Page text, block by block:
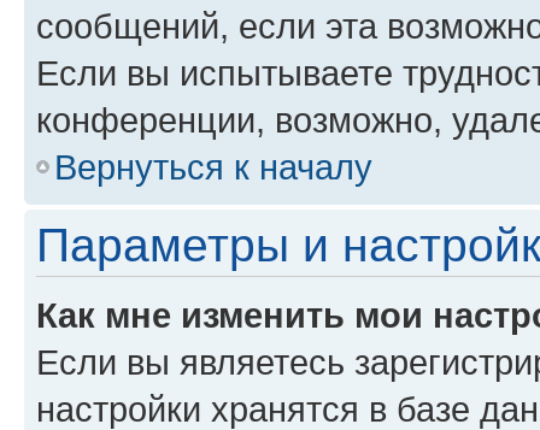
сообщений, если эта
Если вы испытываете
конференции, возможно,
Вернуться к началу
Параметры и
Как мне изменить мои
Если вы являетесь
настройки хранятся в базе